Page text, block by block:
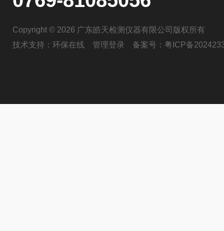
Copyright © 2026 广东皓天检测仪器有限公司版权所有
技术支持： 环保在线 管理登录 备案号： 粤ICP备